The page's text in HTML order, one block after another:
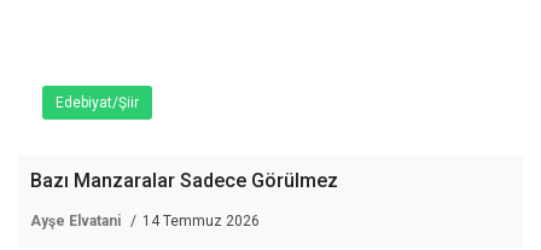
Edebiyat/Şiir
Bazı Manzaralar Sadece Görülmez
Ayşe Elvatani 14 Temmuz 2026